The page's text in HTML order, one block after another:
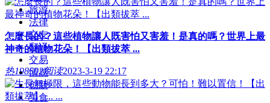
旅游
法律
交友
翻译
交易
情感
创新
美食
怎麼長的？這些植物讓人既害怕又害羞！是真的嗎？世界上最
神奇的植物花朵！【出類拔萃 ...
热198502阅读2023-3-19 22:17